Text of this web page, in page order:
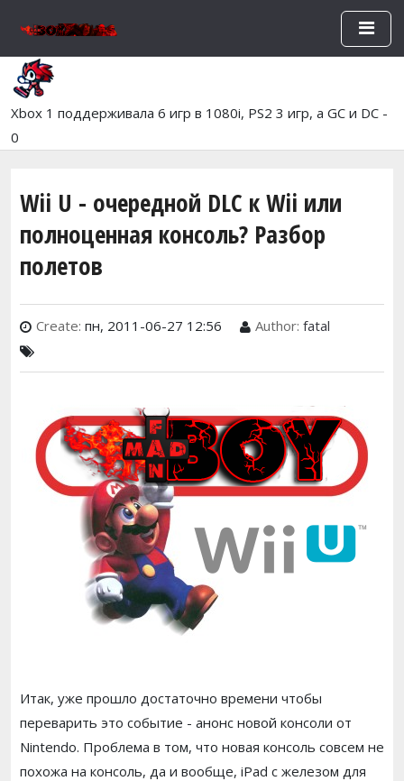
Перейти к основному
Xbox 1 поддерживала 6 игр в 1080i, PS2 3 игр, а GC и DC -
0
Wii U - очередной DLC к Wii или
полноценная консоль? Разбор
полетов
Create: пн, 2011-06-27 12:56 Author: fatal
Итак, уже прошло достаточно времени чтобы
переварить это событие - анонс новой консоли от
Nintendo. Проблема в том, что новая консоль совсем не
похожа на консоль, да и вообще, iPad с железом для